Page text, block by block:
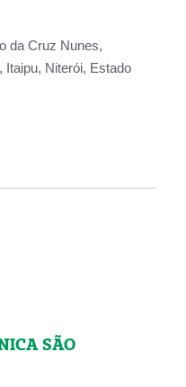
da Cruz Nunes,
Itaipu, Niterói, Estado
SÃO